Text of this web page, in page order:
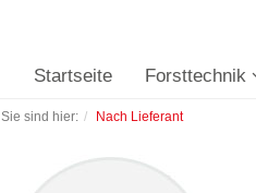
Startseite Forsttechnik
Sie sind hier: Nach Lieferant